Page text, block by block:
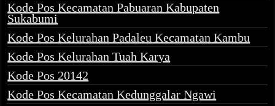
Kode Pos Kecamatan Pabuaran Kabupaten
Sukabumi
Kode Pos Kelurahan Padaleu Kecamatan Kambu
Kode Pos Kelurahan Tuah Karya
Kode Pos 20142
Kode Pos Kecamatan Kedunggalar Ngawi